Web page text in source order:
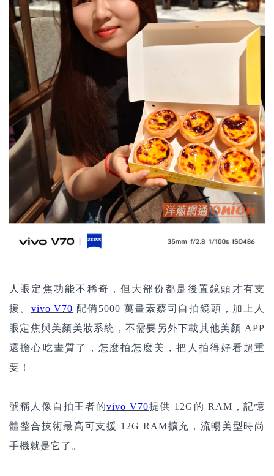
人眼定焦功能不稀奇，但大部份都是後置鏡頭才有支
援。 vivo V70 配備5000 萬畫素蔡司自拍鏡頭，加上人
眼定焦與美顏美妝系統，不需要另外下載其他美顏 APP
還擔心吃畫質了，怎麼拍怎麼美，把人拍得好看超重
要！
號稱人像自拍王者的vivo V70提供 12G的 RAM，記憶
體整合技術最高可支援 12G RAM擴充，流暢美型時尚
手機就是它了。